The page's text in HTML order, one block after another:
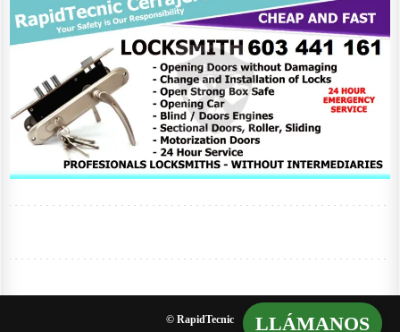
© RapidTecnic LLÁMANOS